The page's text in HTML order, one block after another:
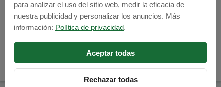
E-mail: info@cubrecarter.com
para analizar el uso del sitio web, medir la eficacia de
nuestra publicidad y personalizar los anuncios. Más
información: Política de privacidad.
Aceptar todas
Rechazar todas